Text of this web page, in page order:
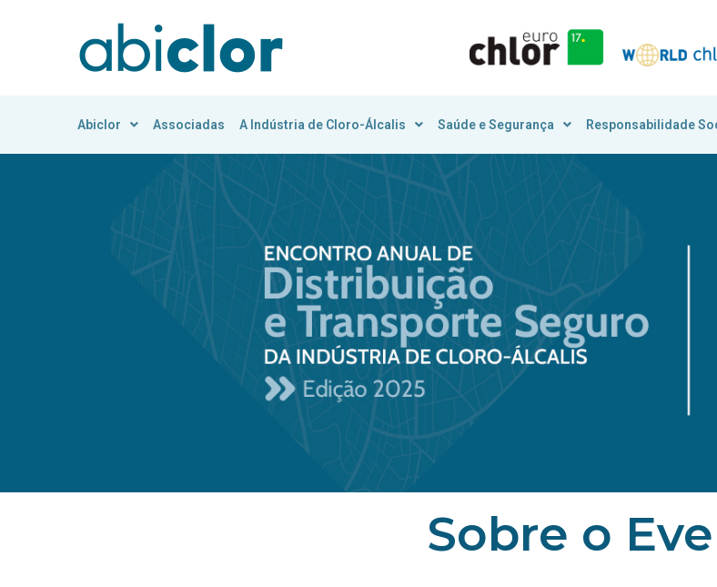
Abiclor Associadas A Indústria de Cloro-Álcalis Saúde e Segurança Responsabilidade
Sobre o